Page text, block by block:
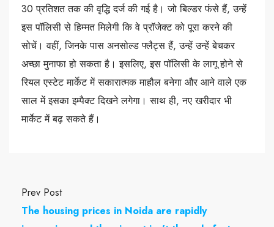
30 प्रतिशत तक की वृद्धि दर्ज की गई है। जो बिल्डर फंसे हैं, उन्हें
इस पॉलिसी से हिम्मत मिलेगी कि वे प्रॉजेक्ट को पूरा करने की
सोचें। वहीं, जिनके पास अनसोल्ड फ्लैट्स हैं, उन्हें उन्हें बेचकर
अच्छा मुनाफा हो सकता है। इसलिए, इस पॉलिसी के लागू होने से
रियल एस्टेट मार्केट में सकारात्मक माहौल बनेगा और आने वाले एक
साल में इसका इम्पैक्ट दिखने लगेगा। साथ ही, नए खरीदार भी
मार्केट में बढ़ सकते हैं।
Prev Post
The housing prices in Noida are rapidly